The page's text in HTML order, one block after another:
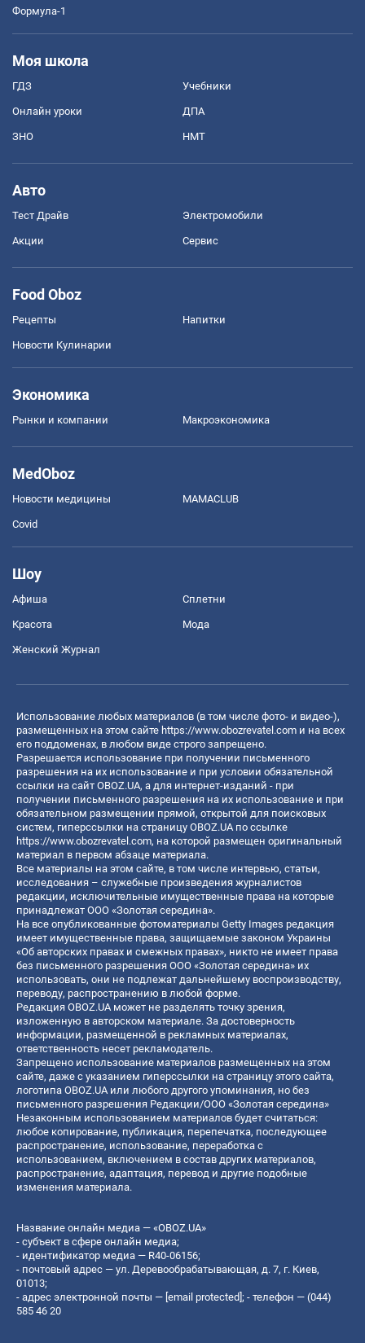
Формула-1
Моя школа
ГДЗ Учебники
Онлайн уроки ДПА
ЗНО НМТ
Авто
Тест Драйв Электромобили
Акции Сервис
Food Oboz
Рецепты Напитки
Новости Кулинарии
Экономика
Рынки и компании Mакроэкономика
MedOboz
Новости медицины MAMACLUB
Covid
Шоу
Афиша Сплетни
Красота Мода
Женский Журнал
Использование любых материалов (в том числе фото- и видео-),
размещенных на этом сайте https://www.obozrevatel.com и на всех
его поддоменах, в любом виде строго запрещено.
Разрешается использование при получении письменного
разрешения на их использование и при условии обязательной
ссылки на сайт OBOZ.UA, а для интернет-изданий - при
получении письменного разрешения на их использование и при
обязательном размещении прямой, открытой для поисковых
систем, гиперссылки на страницу OBOZ.UA по ссылке
https://www.obozrevatel.com, на которой размещен оригинальный
материал в первом абзаце материала.
Все материалы на этом сайте, в том числе интервью, статьи,
исследования – служебные произведения журналистов
редакции, исключительные имущественные права на которые
принадлежат ООО «Золотая середина».
На все опубликованные фотоматериалы Getty Images редакция
имеет имущественные права, защищаемые законом Украины
«Об авторских правах и смежных правах», никто не имеет права
без письменного разрешения ООО «Золотая середина» их
использовать, они не подлежат дальнейшему воспроизводству,
переводу, распространению в любой форме.
Редакция OBOZ.UA может не разделять точку зрения,
изложенную в авторском материале. За достоверность
информации, размещенной в рекламных материалах,
ответственность несет рекламодатель.
Запрещено использование материалов размещенных на этом
сайте, даже с указанием гиперссылки на страницу этого сайта,
логотипа OBOZ.UA или любого другого упоминания, но без
письменного разрешения Редакции/ООО «Золотая середина»
Незаконным использованием материалов будет считаться:
любое копирование, публикация, перепечатка, последующее
распространение, использование, переработка с
использованием, включением в состав других материалов,
распространение, адаптация, перевод и другие подобные
изменения материала.
Название онлайн медиа — «OBOZ.UA»
- субъект в сфере онлайн медиа;
- идентификатор медиа — R40-06156;
- почтовый адрес — ул. Деревообрабатывающая, д. 7, г. Киев,
01013;
- адрес электронной почты — [email protected]; - телефон — (044)
585 46 20